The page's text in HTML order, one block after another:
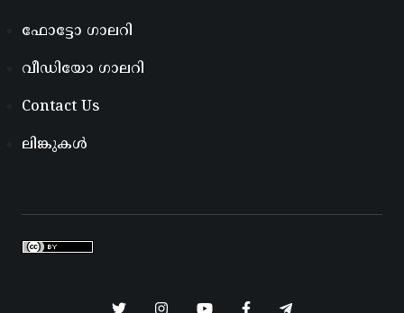
ഫോട്ടോ ഗാലറി
വീഡിയോ ഗാലറി
Contact Us
ലിങ്കുകൾ